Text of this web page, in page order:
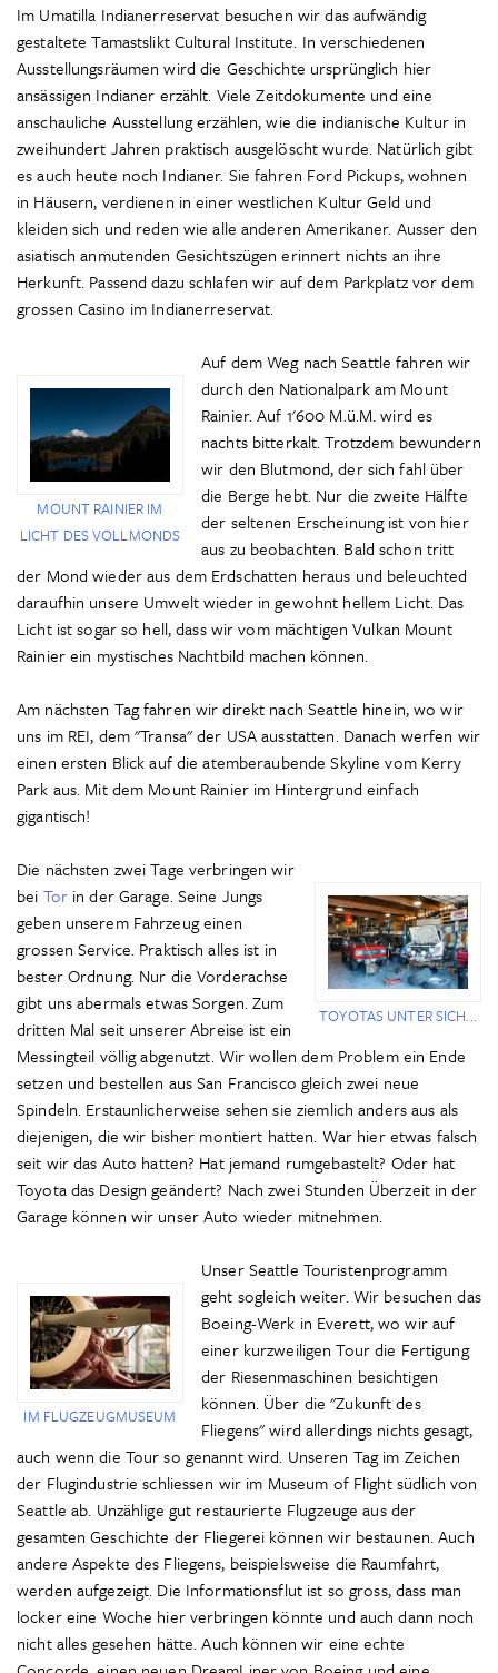
Im Umatilla Indianerreservat besuchen wir das aufwändig
gestaltete Tamastslikt Cultural Institute. In verschiedenen
Ausstellungsräumen wird die Geschichte ursprünglich hier
ansässigen Indianer erzählt. Viele Zeitdokumente und eine
anschauliche Ausstellung erzählen, wie die indianische Kultur in
zweihundert Jahren praktisch ausgelöscht wurde. Natürlich gibt
es auch heute noch Indianer. Sie fahren Ford Pickups, wohnen
in Häusern, verdienen in einer westlichen Kultur Geld und
kleiden sich und reden wie alle anderen Amerikaner. Ausser den
asiatisch anmutenden Gesichtszügen erinnert nichts an ihre
Herkunft. Passend dazu schlafen wir auf dem Parkplatz vor dem
grossen Casino im Indianerreservat.
MOUNT RAINIER IM
LICHT DES VOLLMONDS
Auf dem Weg nach Seattle fahren wir
durch den Nationalpark am Mount
Rainier. Auf 1'600 M.ü.M. wird es
nachts bitterkalt. Trotzdem bewundern
wir den Blutmond, der sich fahl über
die Berge hebt. Nur die zweite Hälfte
der seltenen Erscheinung ist von hier
aus zu beobachten. Bald schon tritt
der Mond wieder aus dem Erdschatten heraus und beleuchted
daraufhin unsere Umwelt wieder in gewohnt hellem Licht. Das
Licht ist sogar so hell, dass wir vom mächtigen Vulkan Mount
Rainier ein mystisches Nachtbild machen können.
Am nächsten Tag fahren wir direkt nach Seattle hinein, wo wir
uns im REI, dem "Transa" der USA ausstatten. Danach werfen wir
einen ersten Blick auf die atemberaubende Skyline vom Kerry
Park aus. Mit dem Mount Rainier im Hintergrund einfach
gigantisch!
TOYOTAS UNTER SICH...
Die nächsten zwei Tage verbringen wir
bei Tor in der Garage. Seine Jungs
geben unserem Fahrzeug einen
grossen Service. Praktisch alles ist in
bester Ordnung. Nur die Vorderachse
gibt uns abermals etwas Sorgen. Zum
dritten Mal seit unserer Abreise ist ein
Messingteil völlig abgenutzt. Wir wollen dem Problem ein Ende
setzen und bestellen aus San Francisco gleich zwei neue
Spindeln. Erstaunlicherweise sehen sie ziemlich anders aus als
diejenigen, die wir bisher montiert hatten. War hier etwas falsch
seit wir das Auto hatten? Hat jemand rumgebastelt? Oder hat
Toyota das Design geändert? Nach zwei Stunden Überzeit in der
Garage können wir unser Auto wieder mitnehmen.
IM FLUGZEUGMUSEUM
Unser Seattle Touristenprogramm
geht sogleich weiter. Wir besuchen das
Boeing-Werk in Everett, wo wir auf
einer kurzweiligen Tour die Fertigung
der Riesenmaschinen besichtigen
können. Über die "Zukunft des
Fliegens" wird allerdings nichts gesagt,
auch wenn die Tour so genannt wird. Unseren Tag im Zeichen
der Flugindustrie schliessen wir im Museum of Flight südlich von
Seattle ab. Unzählige gut restaurierte Flugzeuge aus der
gesamten Geschichte der Fliegerei können wir bestaunen. Auch
andere Aspekte des Fliegens, beispielsweise die Raumfahrt,
werden aufgezeigt. Die Informationsflut ist so gross, dass man
locker eine Woche hier verbringen könnte und auch dann noch
nicht alles gesehen hätte. Auch können wir eine echte